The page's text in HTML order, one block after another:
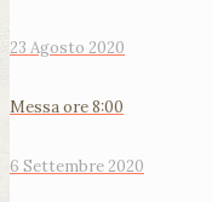
23 Agosto 2020
Messa ore 8:00
6 Settembre 2020